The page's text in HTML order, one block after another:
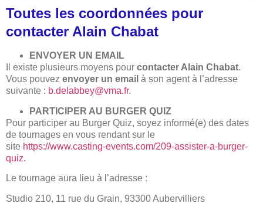
Toutes les coordonnées pour
contacter Alain Chabat
​ENVOYER UN EMAIL
Il existe plusieurs moyens pour contacter Alain Chabat.
Vous pouvez envoyer un email à son agent à l’adresse
suivante : b.delabbey@vma.fr.
PARTICIPER AU BURGER QUIZ
Pour participer au Burger Quiz, soyez informé(e) des dates
de tournages en vous rendant sur le
site https://www.casting-events.com/209-assister-a-burger-
quiz.
Le tournage aura lieu à l’adresse :
Studio 210, 11 rue du Grain, 93300 Aubervilliers